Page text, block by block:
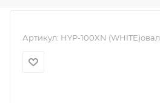
Артикул: HYP-100XN (WHITE)овал